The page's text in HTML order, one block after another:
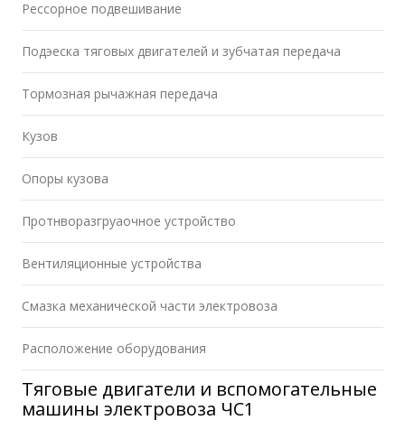
Рессорное подвешивание
Подэеска тяговых двигателей и зубчатая передача
Тормозная рычажная передача
Кузов
Опоры кузова
Протнворазгруаочное устройство
Вентиляционные устройства
Смазка механической части электровоза
Расположение оборудования
Тяговые двигатели и вспомогательные
машины электровоза ЧС1